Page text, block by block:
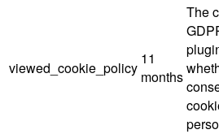
viewed_cookie_policy
11
months
The